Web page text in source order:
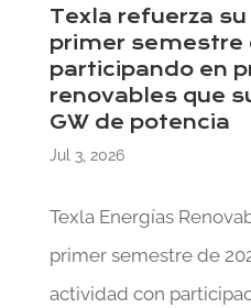
Texla refuerza
primer semestre
participando en
renovables que
GW de potencia
Jul 3, 2026
Texla Energías
primer semestre de
actividad con